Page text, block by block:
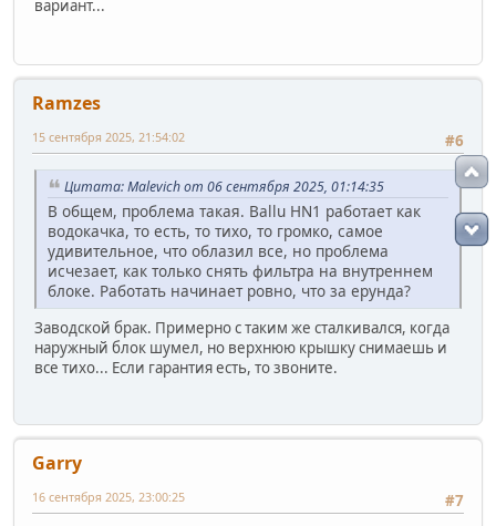
вариант...
Ramzes
#6
15 сентября 2025, 21:54:02
Цитата: Malevich от 06 сентября 2025, 01:14:35
В общем, проблема такая. Ballu HN1 работает как
водокачка, то есть, то тихо, то громко, самое
удивительное, что облазил все, но проблема
исчезает, как только снять фильтра на внутреннем
блоке. Работать начинает ровно, что за ерунда?
Заводской брак. Примерно с таким же сталкивался, когда
наружный блок шумел, но верхнюю крышку снимаешь и
все тихо... Если гарантия есть, то звоните.
Garry
#7
16 сентября 2025, 23:00:25